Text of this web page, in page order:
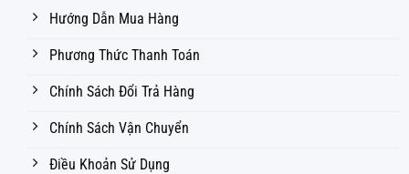
Hướng Dẫn Mua Hàng
Phương Thức Thanh Toán
Chính Sách Đổi Trả Hàng
Chính Sách Vận Chuyển
Điều Khoản Sử Dụng